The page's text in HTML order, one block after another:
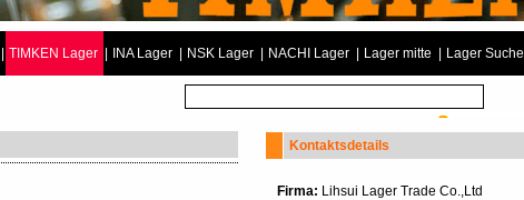
TIMKEN Lager INA Lager NSK Lager NACHI Lager Lager mitte Lager Suche
Kontaktsdetails
Firma: Lihsui Lager Trade Co.,Ltd